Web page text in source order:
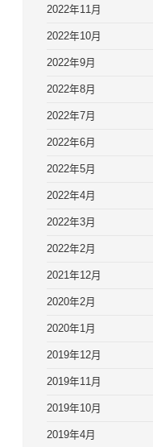
2022年11月
2022年10月
2022年9月
2022年8月
2022年7月
2022年6月
2022年5月
2022年4月
2022年3月
2022年2月
2021年12月
2020年2月
2020年1月
2019年12月
2019年11月
2019年10月
2019年4月